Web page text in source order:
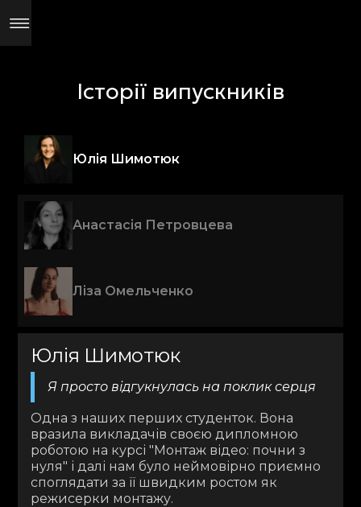
Історії випускників
Юлія Шимотюк
Анастасія Петровцева
Ліза Омельченко
Юлія Шимотюк
Я просто відгукнулась на поклик серця
Одна з наших перших студенток. Вона
вразила викладачів своєю дипломною
роботою на курсі "Монтаж відео: почни з
нуля" і далі нам було неймовірно приємно
споглядати за її швидким ростом як
режисерки монтажу.